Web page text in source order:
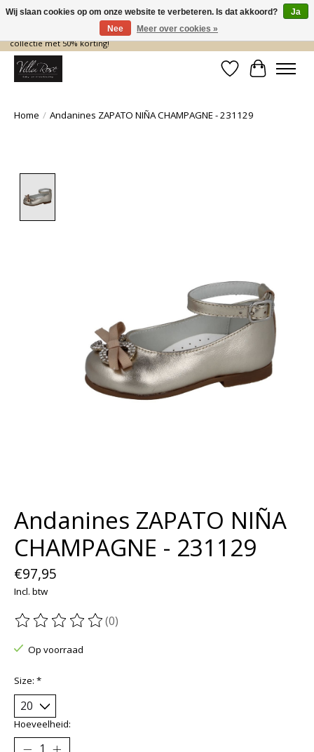
De nieuwe collectie komt eraan… en wij maken ruimte! Shop nu de zomer
collectie met 50% korting!
Verlanglijst
Home / Andanines ZAPATO NIÑA CHAMPAGNE - 231129
Andanines ZAPATO NIÑA
CHAMPAGNE - 231129
€97,95
Incl. btw
De beoordeling van dit product is
(0)
Op voorraad
Size: *
Hoeveelheid:
Wij slaan cookies op om onze website te verbeteren. Is dat akkoord?
Ja
Nee
Meer over cookies »